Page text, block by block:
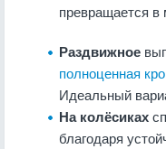
превращается в
Раздвижное
полноценная
Идеальный
На колёсиках
благодаря